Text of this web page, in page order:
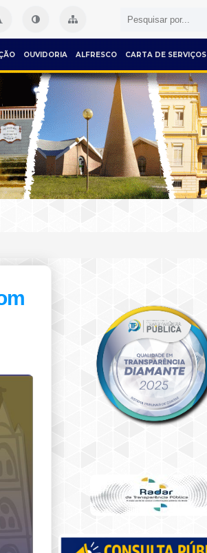
OUVIDORIA ALFRESCO CARTA DE SERVIÇOS